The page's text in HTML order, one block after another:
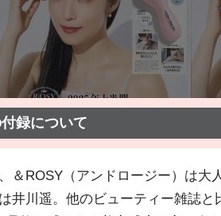
録について
＆ROSY（アンドロージー）は
井川遥。他のビューティー雑誌